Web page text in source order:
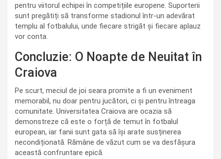
pentru viitorul echipei în competițiile europene. Suporterii
sunt pregătiți să transforme stadionul într-un adevărat
templu al fotbalului, unde fiecare strigăt și fiecare aplauz
vor conta.
Concluzie: O Noapte de Neuitat în
Craiova
Pe scurt, meciul de joi seara promite a fi un eveniment
memorabil, nu doar pentru jucători, ci și pentru întreaga
comunitate. Universitatea Craiova are ocazia să
demonstreze că este o forță de temut în fotbalul
european, iar fanii sunt gata să își arate susținerea
necondiționată. Rămâne de văzut cum se va desfășura
această confruntare epică.